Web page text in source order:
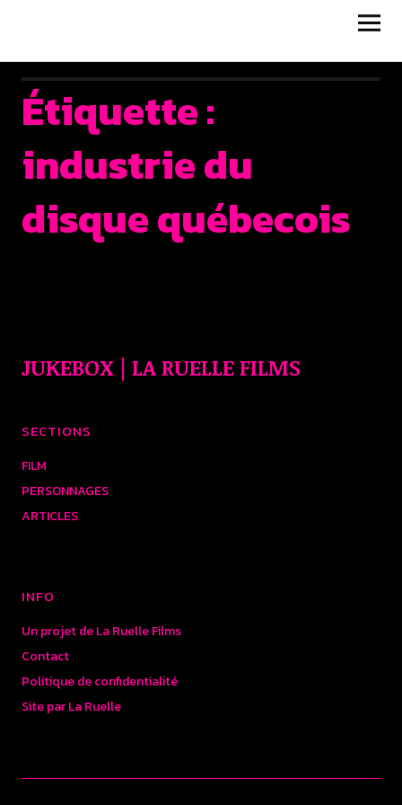
Étiquette :
industrie du
disque québecois
JUKEBOX | LA RUELLE FILMS
SECTIONS
FILM
PERSONNAGES
ARTICLES
INFO
Un projet de La Ruelle Films
Contact
Politique de confidentialité
Site par La Ruelle